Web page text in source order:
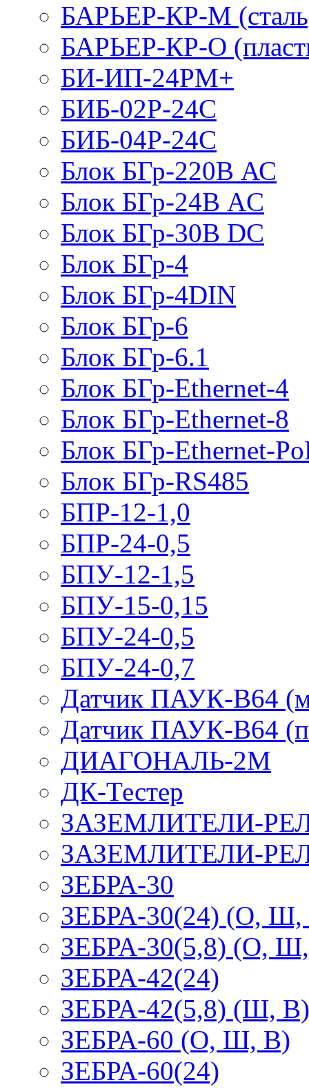
БАРЬЕР-КР-М
БАРЬЕР-КР-О
БИ-ИП-24РМ+
БИБ-02Р-24С
БИБ-04Р-24С
Блок БГр-220В АС
Блок БГр-24В AC
Блок БГр-30В DC
Блок БГр-4
Блок БГр-4DIN
Блок БГр-6
Блок БГр-6.1
Блок БГр-Ethernet-4
Блок БГр-Ethernet-8
Блок БГр-Ethernet-
Блок БГр-RS485
БПР-12-1,0
БПР-24-0,5
БПУ-12-1,5
БПУ-15-0,15
БПУ-24-0,5
БПУ-24-0,7
Датчик ПАУК-В64
Датчик ПАУК-В64
ДИАГОНАЛЬ-2М
ДК-Тестер
ЗАЗЕМЛИТЕЛИ-
ЗАЗЕМЛИТЕЛИ-
ЗЕБРА-30
ЗЕБРА-30(24) (О,
ЗЕБРА-30(5,8) (О,
ЗЕБРА-42(24)
ЗЕБРА-42(5,8) (Ш, В)
ЗЕБРА-60 (О, Ш, В)
ЗЕБРА-60(24)